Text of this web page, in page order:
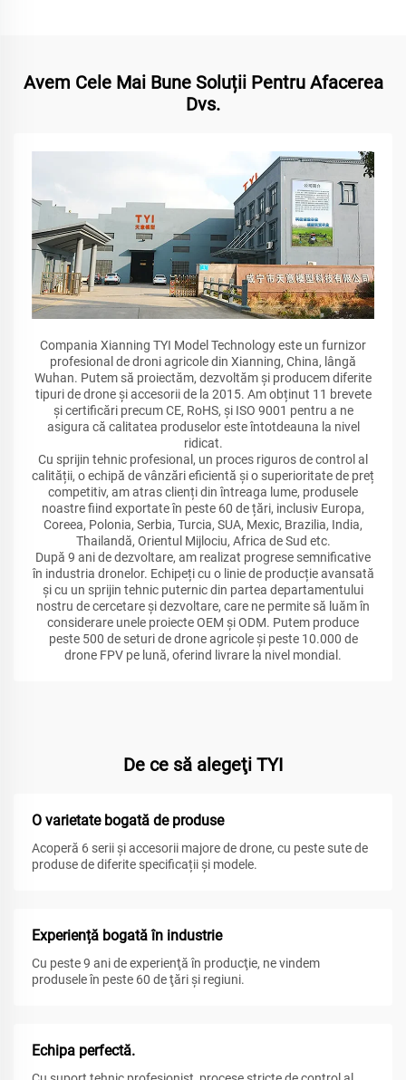
Avem Cele Mai Bune Soluții Pentru Afacerea
Dvs.
Compania Xianning TYI Model Technology este un furnizor
profesional de droni agricole din Xianning, China, lângă
Wuhan. Putem să proiectăm, dezvoltăm și producem diferite
tipuri de drone și accesorii de la 2015. Am obținut 11 brevete
și certificări precum CE, RoHS, și ISO 9001 pentru a ne
asigura că calitatea produselor este întotdeauna la nivel
ridicat.
Cu sprijin tehnic profesional, un proces riguros de control al
calității, o echipă de vânzări eficientă și o superioritate de preț
competitiv, am atras clienți din întreaga lume, produsele
noastre fiind exportate în peste 60 de țări, inclusiv Europa,
Coreea, Polonia, Serbia, Turcia, SUA, Mexic, Brazilia, India,
Thailandă, Orientul Mijlociu, Africa de Sud etc.
După 9 ani de dezvoltare, am realizat progrese semnificative
în industria dronelor. Echipeți cu o linie de producție avansată
și cu un sprijin tehnic puternic din partea departamentului
nostru de cercetare și dezvoltare, care ne permite să luăm în
considerare unele proiecte OEM și ODM. Putem produce
peste 500 de seturi de drone agricole și peste 10.000 de
drone FPV pe lună, oferind livrare la nivel mondial.
De ce să alegeţi TYI
O varietate bogată de produse
Acoperă 6 serii și accesorii majore de drone, cu peste sute de
produse de diferite specificații și modele.
Experiență bogată în industrie
Cu peste 9 ani de experienţă în producţie, ne vindem
produsele în peste 60 de ţări şi regiuni.
Echipa perfectă.